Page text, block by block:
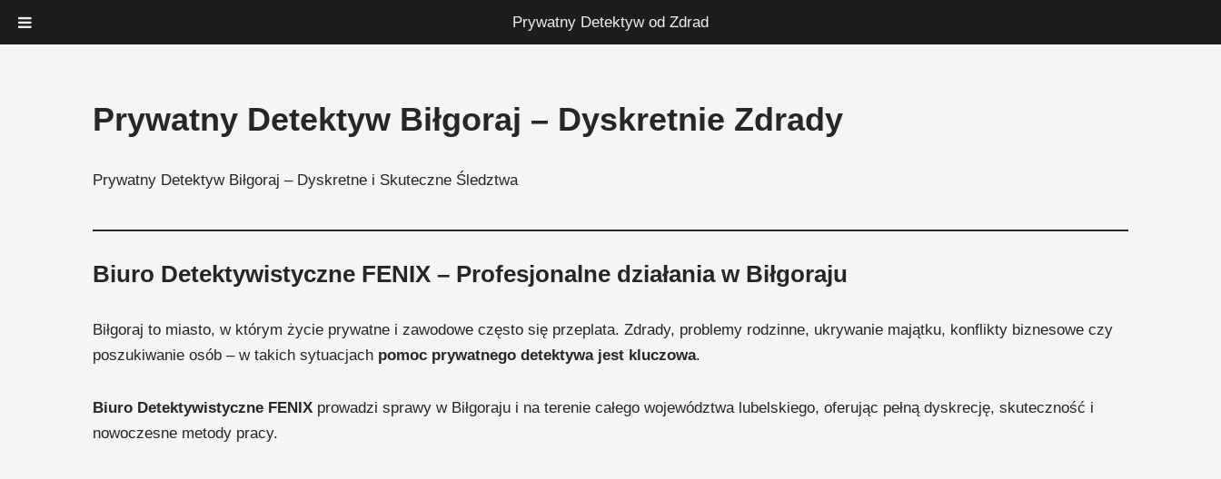
Prywatny Detektyw od Zdrad
Prywatny Detektyw Biłgoraj – Dyskretnie Zdrady
Prywatny Detektyw Biłgoraj – Dyskretne i Skuteczne Śledztwa
Biuro Detektywistyczne FENIX – Profesjonalne działania w Biłgoraju
Biłgoraj to miasto, w którym życie prywatne i zawodowe często się przeplata. Zdrady, problemy rodzinne, ukrywanie majątku, konflikty biznesowe czy
poszukiwanie osób – w takich sytuacjach pomoc prywatnego detektywa jest kluczowa.
Biuro Detektywistyczne FENIX prowadzi sprawy w Biłgoraju i na terenie całego województwa lubelskiego, oferując pełną dyskrecję, skuteczność i
nowoczesne metody pracy.